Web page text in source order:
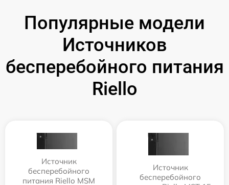
Популярные модели
Источников
бесперебойного питания
Riello
Источник
бесперебойного
питания Riello MSM
Источник
бесперебойного